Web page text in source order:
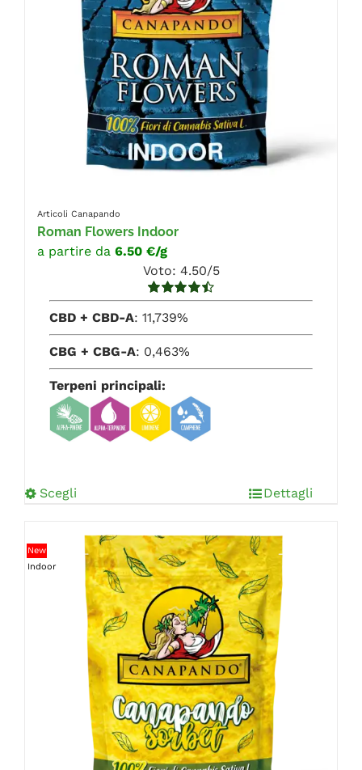
Articoli Canapando
Roman Flowers Indoor
a partire da 6.50 €/g
Voto: 4.50/5
4.50su 5
CBD + CBD-A: 11,739%
CBG + CBG-A: 0,463%
Terpeni principali:
Scegli Dettagli
New
Indoor